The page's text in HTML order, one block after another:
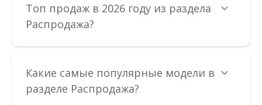
Внимание! Цена изделия указана без учета рамки.
Электрофурнитура серии Etika - это решение, котор..
60.00 грн
В КОРЗИНУ
Топ продаж в 2026 году из раздела
Распродажа?
Какие самые популярные модели в
разделе Распродажа?